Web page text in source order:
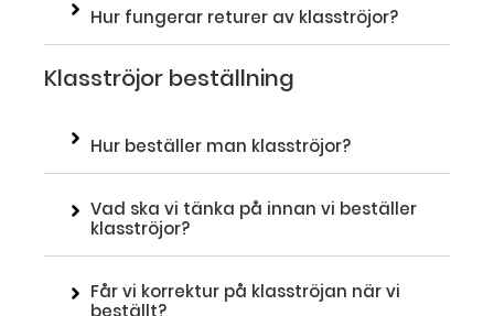
Hur fungerar returer av klasströjor?
Klasströjor beställning
Hur beställer man klasströjor?
Vad ska vi tänka på innan vi beställer
klasströjor?
Får vi korrektur på klasströjan när vi
beställt?